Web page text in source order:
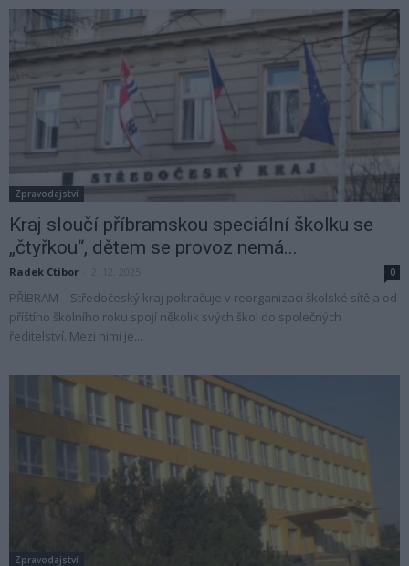
Zpravodajství
Kraj sloučí příbramskou speciální školku se
„čtyřkou“, dětem se provoz nemá...
Radek Ctibor 0
PŘÍBRAM – Středočeský kraj pokračuje v reorganizaci školské sítě a od
příštího školního roku spojí několik svých škol do společných
ředitelství. Mezi nimi je...
Zpravodajství